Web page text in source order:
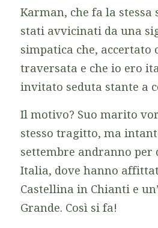
Karman, che fa la stessa
stati avvicinati da una
simpatica che, accertato
traversata e che io ero
invitato seduta stante a
Il motivo? Suo marito
stesso tragitto, ma
settembre andranno per
Italia, dove hanno
Castellina in Chianti e
Grande. Così si fa!